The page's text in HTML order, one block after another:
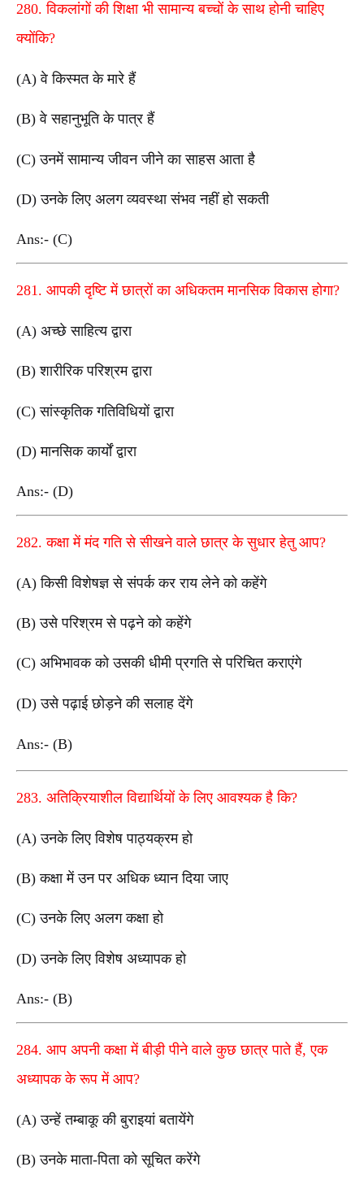
280. विकलांगों की शिक्षा भी सामान्य बच्चों के साथ होनी चाहिए
क्योंकि?
(A) वे किस्मत के मारे हैं
(B) वे सहानुभूति के पात्र हैं
(C) उनमें सामान्य जीवन जीने का साहस आता है
(D) उनके लिए अलग व्यवस्था संभव नहीं हो सकती
Ans:- (C)
281. आपकी दृष्टि में छात्रों का अधिकतम मानसिक विकास होगा?
(A) अच्छे साहित्य द्वारा
(B) शारीरिक परिश्रम द्वारा
(C) सांस्कृतिक गतिविधियों द्वारा
(D) मानसिक कार्यों द्वारा
Ans:- (D)
282. कक्षा में मंद गति से सीखने वाले छात्र के सुधार हेतु आप?
(A) किसी विशेषज्ञ से संपर्क कर राय लेने को कहेंगे
(B) उसे परिश्रम से पढ़ने को कहेंगे
(C) अभिभावक को उसकी धीमी प्रगति से परिचित कराएंगे
(D) उसे पढ़ाई छोड़ने की सलाह देंगे
Ans:- (B)
283. अतिक्रियाशील विद्यार्थियों के लिए आवश्यक है कि?
(A) उनके लिए विशेष पाठ्यक्रम हो
(B) कक्षा में उन पर अधिक ध्यान दिया जाए
(C) उनके लिए अलग कक्षा हो
(D) उनके लिए विशेष अध्यापक हो
Ans:- (B)
284. आप अपनी कक्षा में बीड़ी पीने वाले कुछ छात्र पाते हैं, एक
अध्यापक के रूप में आप?
(A) उन्हें तम्बाकू की बुराइयां बतायेंगे
(B) उनके माता-पिता को सूचित करेंगे